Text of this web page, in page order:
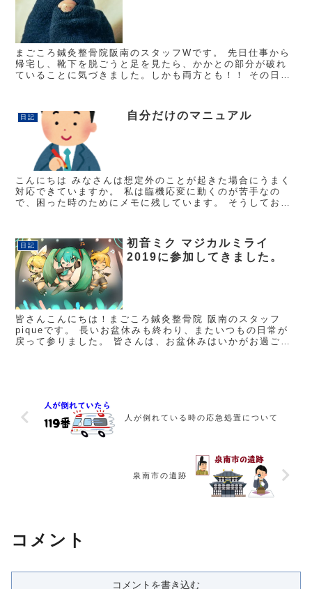
まごころ鍼灸整骨院阪南のスタッフWです。 先日仕事から
帰宅し、靴下を脱ごうと足を見たら、かかとの部分が破れ
ていることに気づきました。しかも両方とも！！ その日は
日記 自分だけのマニュアル
こんにちは みなさんは想定外のことが起きた場合にうまく
対応できていますか。 私は臨機応変に動くのが苦手なの
で、困った時のためにメモに残しています。 そうしておく
日記
初音ミク マジカルミライ
2019に参加してきました。
皆さんこんにちは！まごころ鍼灸整骨院 阪南のスタッフ
piqueです。 長いお盆休みも終わり、またいつもの日常が
戻って参りました。 皆さんは、お盆休みはいかがお過ごし
人が倒れている時の応急処置について
泉南市の遺跡
コメント
コメントを書き込む